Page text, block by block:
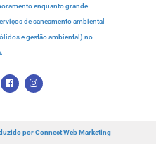
enquanto grande
de saneamento ambiental
e gestão ambiental) no
porConnect Web Marketing